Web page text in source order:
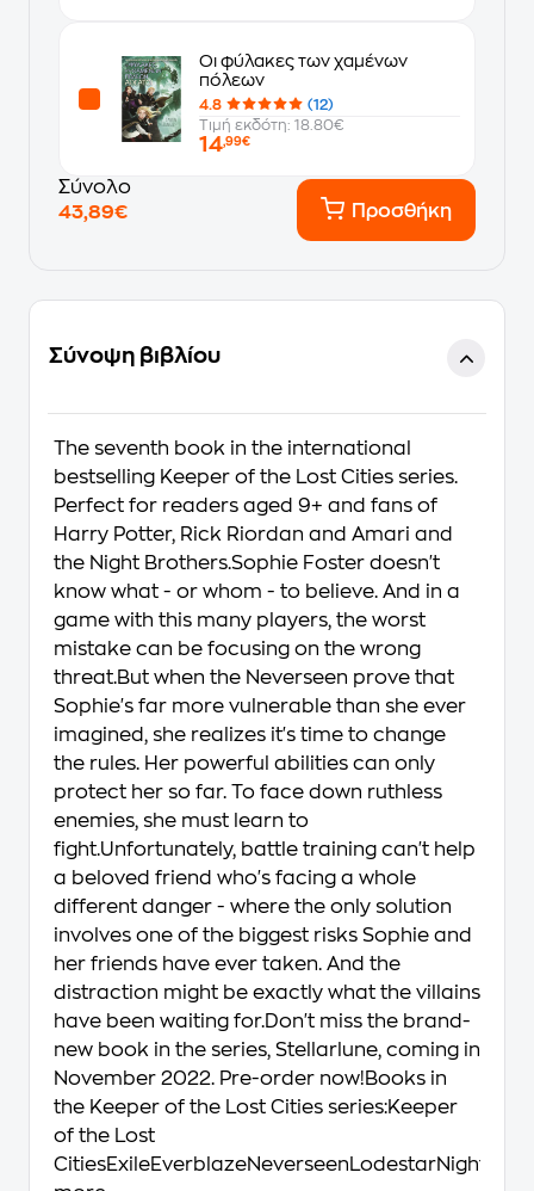
Οι φύλακες των χαμένων
πόλεων
4.8
(12)
Τιμή εκδότη: 18.80€
14,99€
Σύνολο
43,89€
Προσθήκη
Σύνοψη βιβλίου
The seventh book in the international
bestselling Keeper of the Lost Cities series.
Perfect for readers aged 9+ and fans of
Harry Potter, Rick Riordan and Amari and
the Night Brothers.Sophie Foster doesn't
know what - or whom - to believe. And in a
game with this many players, the worst
mistake can be focusing on the wrong
threat.But when the Neverseen prove that
Sophie's far more vulnerable than she ever
imagined, she realizes it's time to change
the rules. Her powerful abilities can only
protect her so far. To face down ruthless
enemies, she must learn to
fight.Unfortunately, battle training can't help
a beloved friend who's facing a whole
different danger - where the only solution
involves one of the biggest risks Sophie and
her friends have ever taken. And the
distraction might be exactly what the villains
have been waiting for.Don't miss the brand-
new book in the series, Stellarlune, coming in
November 2022. Pre-order now!Books in
the Keeper of the Lost Cities series:Keeper
of the Lost